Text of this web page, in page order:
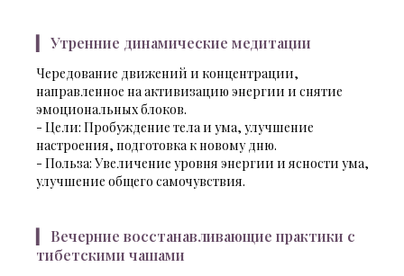
▎ Утренние динамические медитации
Чередование движений и концентрации,
направленное на активизацию энергии и снятие
эмоциональных блоков.
- Цели: Пробуждение тела и ума, улучшение
настроения, подготовка к новому дню.
- Польза: Увеличение уровня энергии и ясности ума,
улучшение общего самочувствия.
▎ Вечерние восстанавливающие практики с
тибетскими чашами